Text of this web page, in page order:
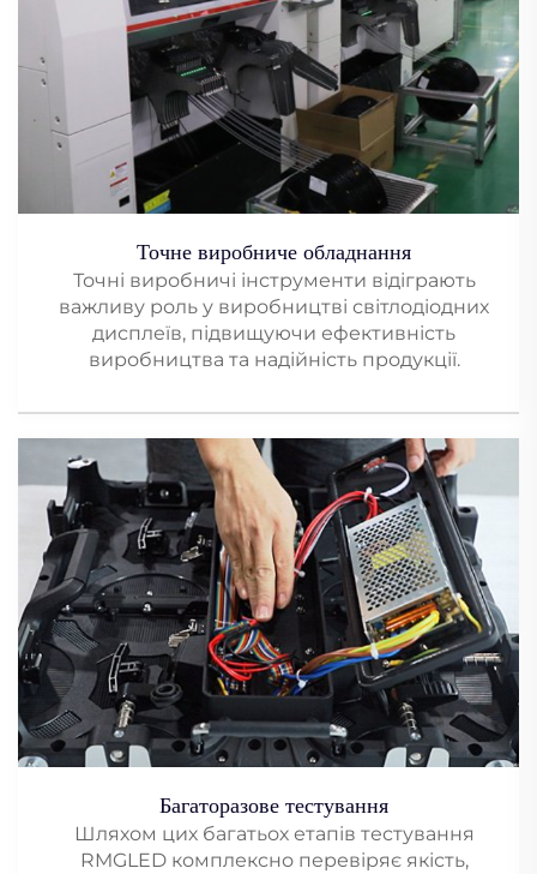
Точне виробниче обладнання
Точні виробничі інструменти відіграють
важливу роль у виробництві світлодіодних
дисплеїв, підвищуючи ефективність
виробництва та надійність продукції.
Багаторазове тестування
Шляхом цих багатьох етапів тестування
RMGLED комплексно перевіряє якість,